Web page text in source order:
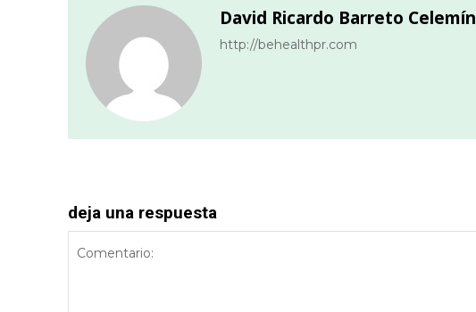
David Ricardo Barreto Celemín
http://behealthpr.com
deja una respuesta